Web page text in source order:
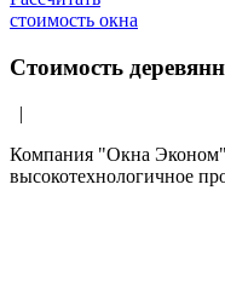
стоимость окна
Стоимость
|
Компания "Окна Эконом"
высокотехнологичное